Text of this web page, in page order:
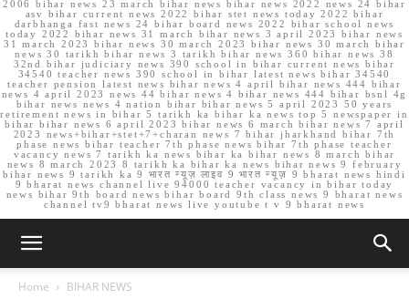
2006 bihar news 23 march bihar news bihar news 2022 news 24 bihar
asv bihar current news 2022 bihar stet news today 2022 bihar
darbhanga fast news 24 bihar board news 2022 bihar school news
today 2022 bihar news 31 march bihar news 3 april 2023 bihar news
31 march 2023 bihar news 30 march 2023 bihar news 30 march bihar
news 30 tarikh bihar news 3 tarikh bihar news 360 bihar news 38
32nd bihar judiciary news 390 school in bihar current news bihar
34540 teacher news 390 school in bihar latest news bihar 34540
teacher pension latest news bihar news 4 april bihar news 444 bihar
news 4 april 2023 news 44 bihar news 4 bihar news 444 bihar bsnl 4g
bihar news news 4 nation bihar bihar news 5 april 2023 50 years
retirement news in bihar 5 tarikh ka bihar ka news top 5 newspaper in
bihar bihar news 6 april 2023 bihar news 6 march bihar news 7 april
2023 news+bihar+stet+7+charan news 7 bihar jharkhand bihar 7th
phase news bihar teacher 7th phase news bihar 7th phase teacher
vacancy news 7 tarikh ka news bihar ka bihar news 8 march bihar
news 8 march 2023 8 tarikh ka bihar ka news bihar news 9 february
bihar news 9 tarikh ka 9 भारत न्यूज़ लाइव 9 भारत न्यूज़ 9 bharat news hindi
9 bharat news channel live 94000 teacher vacancy in bihar today
news bihar 9th board news bihar board 9th class news 9 bharat news
channel tv9 bharat news live youtube t v 9 bharat news
Home BIHAR NEWS